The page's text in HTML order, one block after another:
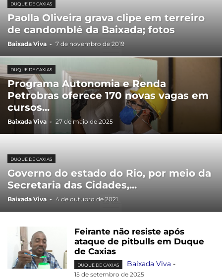
DUQUE DE CAXIAS
Paolla Oliveira grava clipe em terreiro
de candomblé da Baixada; fotos
Baixada Viva - 7 de novembro de 2019
DUQUE DE CAXIAS
Programa Autonomia e Renda
Petrobras oferece 170 novas vagas em
cursos...
Baixada Viva - 27 de maio de 2025
DUQUE DE CAXIAS
Governo do estado do Rio, por meio da
Secretaria das Cidades,...
Baixada Viva - 4 de outubro de 2021
Feirante não resiste após
ataque de pitbulls em Duque
de Caxias
DUQUE DE CAXIAS Baixada Viva -
15 de setembro de 2025